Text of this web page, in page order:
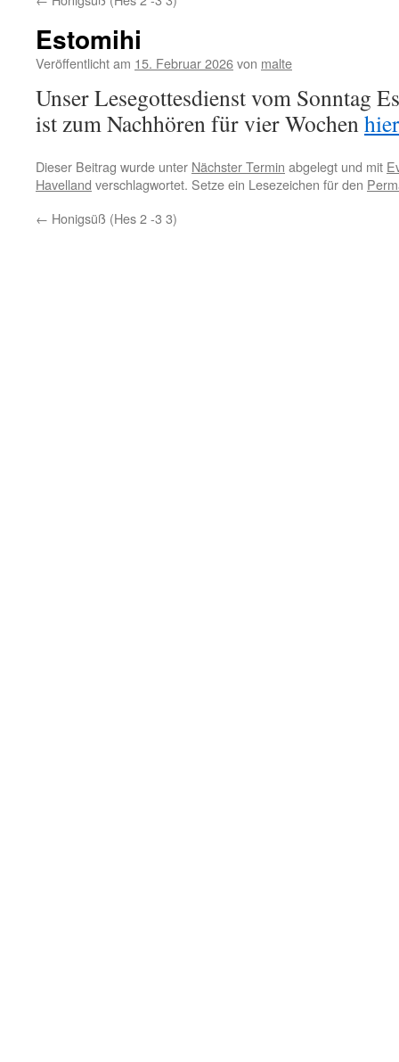
Estomihi
Veröffentlicht am 15. Februar 2026von malte
Unser Lesegottesdienst vom Sonntag
ist zum Nachhören für vier Wochenhier
Dieser Beitrag wurde unter Nächster Termin abgelegt und mit
Havelland verschlagwortet. Setze ein Lesezeichen für den
← Honigsüß (Hes 2 -3 3)